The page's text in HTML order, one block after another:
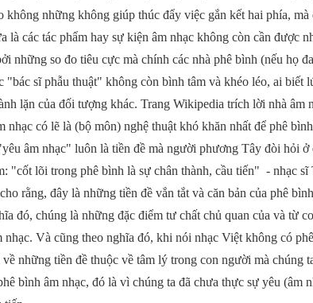
không những không giúp thúc đẩy việc gắn kết hai phía, mà
là các tác phẩm hay sự kiện âm nhạc không còn cần được
những so đo tiêu cực mà chính các nhà phê bình (nếu họ
"bác sĩ phẫu thuật" không còn bình tâm và khéo léo, ai biết
lặn của đối tượng khác. Trang Wikipedia trích lời nhà âm
nhạc có lẽ là (bộ môn) nghệ thuật khó khăn nhất để phê
âm nhạc" luôn là tiền đề mà người phương Tây đòi hỏi ở
"cốt lõi trong phê bình là sự chân thành, cầu tiến" - nhạc sĩ
rằng, đây là những tiền đề vắn tắt và căn bản của phê
đó, chúng là những đặc điểm tư chất chủ quan của và từ
nhạc. Và cũng theo nghĩa đó, khi nói nhạc Việt không có
những tiền đề thuộc về tâm lý trong con người mà chúng
bình âm nhạc, đó là vì chúng ta đã chưa thực sự yêu (âm